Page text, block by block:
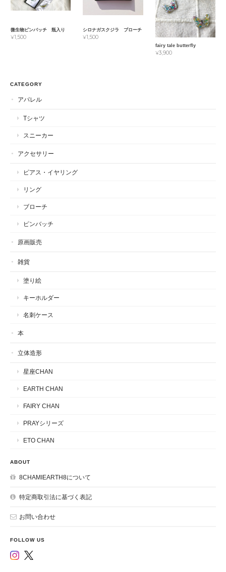
微生物ピンバッチ 瓶入り
¥1,500
シロナガスクジラ ブローチ
¥1,500
fairy tale butterfly
¥3,900
CATEGORY
アパレル
Tシャツ
スニーカー
アクセサリー
ピアス・イヤリング
リング
ブローチ
ピンバッチ
原画販売
雑貨
塗り絵
キーホルダー
名刺ケース
本
立体造形
星座CHAN
EARTH CHAN
FAIRY CHAN
PRAYシリーズ
ETO CHAN
ABOUT
8CHAMIEARTH8について
特定商取引法に基づく表記
お問い合わせ
FOLLOW US